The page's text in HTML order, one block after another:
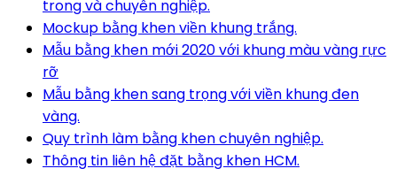
trong và chuyên nghiệp.
Mockup bằng khen viền khung trắng.
Mẫu bằng khen mới 2020 với khung màu vàng rực
rỡ
Mẫu bằng khen sang trọng với viền khung đen
vàng.
Quy trình làm bằng khen chuyên nghiệp.
Thông tin liên hệ đặt bằng khen HCM.